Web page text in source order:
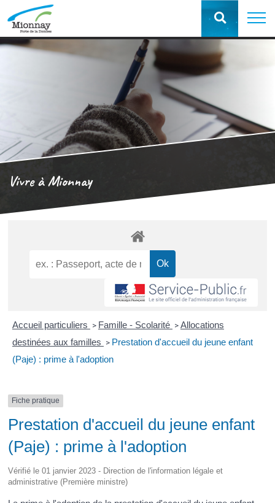
Vivre à Mionnay
Accueil particuliers > Famille - Scolarité > Allocations
destinées aux familles > Prestation d'accueil du jeune enfant
(Paje) : prime à l'adoption
Fiche pratique
Prestation d'accueil du jeune enfant
(Paje) : prime à l'adoption
Vérifié le 01 janvier 2023 - Direction de l'information légale et
administrative (Première ministre)